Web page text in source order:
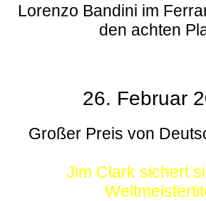
Lorenzo Bandini im
den achten
26. Februar
Großer Preis von
Jim Clark sichert